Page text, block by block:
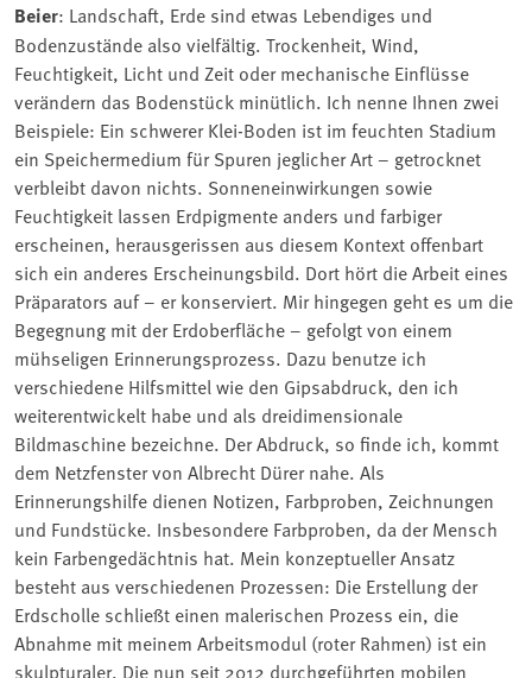
Beier: Landschaft, Erde sind etwas Lebendiges und
Bodenzustände also vielfältig. Trockenheit, Wind,
Feuchtigkeit, Licht und Zeit oder mechanische Einflüsse
verändern das Bodenstück minütlich. Ich nenne Ihnen zwei
Beispiele: Ein schwerer Klei-Boden ist im feuchten Stadium
ein Speichermedium für Spuren jeglicher Art – getrocknet
verbleibt davon nichts. Sonneneinwirkungen sowie
Feuchtigkeit lassen Erdpigmente anders und farbiger
erscheinen, herausgerissen aus diesem Kontext offenbart
sich ein anderes Erscheinungsbild. Dort hört die Arbeit eines
Präparators auf – er konserviert. Mir hingegen geht es um die
Begegnung mit der Erdoberfläche – gefolgt von einem
mühseligen Erinnerungsprozess. Dazu benutze ich
verschiedene Hilfsmittel wie den Gipsabdruck, den ich
weiterentwickelt habe und als dreidimensionale
Bildmaschine bezeichne. Der Abdruck, so finde ich, kommt
dem Netzfenster von Albrecht Dürer nahe. Als
Erinnerungshilfe dienen Notizen, Farbproben, Zeichnungen
und Fundstücke. Insbesondere Farbproben, da der Mensch
kein Farbengedächtnis hat. Mein konzeptueller Ansatz
besteht aus verschiedenen Prozessen: Die Erstellung der
Erdscholle schließt einen malerischen Prozess ein, die
Abnahme mit meinem Arbeitsmodul (roter Rahmen) ist ein
skulpturaler. Die nun seit 2012 durchgeführten mobilen